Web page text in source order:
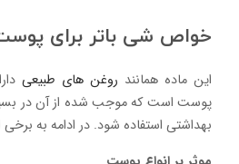
خواص شی باتر برای
این ماده همانند روغن های طبیعی
پوست است که موجب شده از آن در
بهداشتی استفاده شود. در ادامه به